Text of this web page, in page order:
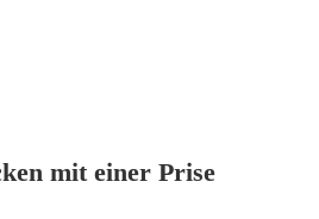
mit einer Prise